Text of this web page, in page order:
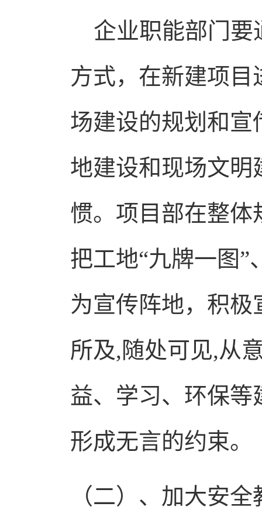
企业职能部门要
方式，在新建项
场建设的规划和
地建设和现场文
惯。项目部在整
把工地“九牌一图
为宣传阵地，积
所及,随处可见,从
益、学习、环保
形成无言的约束。
（二） 、加大安全